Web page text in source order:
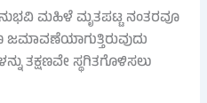
ಮಹಿಳೆ ಮೃತಪಟ್ಟ ನಂತರವೂ
ತಕ್ಷಣವೇ ಸ್ಥಗಿತಗೊಳಿಸಲು